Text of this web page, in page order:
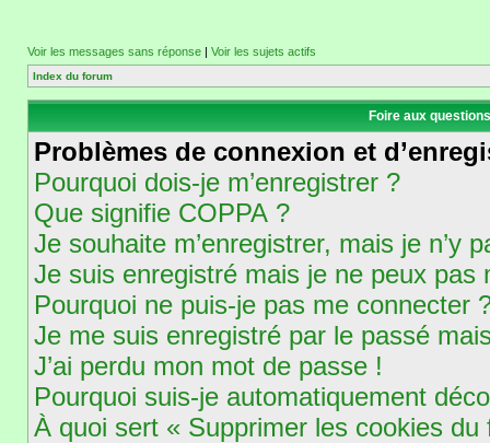
Voir les messages sans réponse | Voir les sujets actifs
Index du forum
Foire aux
Problèmes de connexion et
Pourquoi dois-je m’enregistrer ?
Que signifie COPPA ?
Je souhaite m’enregistrer, mais je n’y
Je suis enregistré mais je ne peux pas
Pourquoi ne puis-je pas me connecter
Je me suis enregistré par le passé
J’ai perdu mon mot de passe !
Pourquoi suis-je automatiquement
À quoi sert « Supprimer les cookies du